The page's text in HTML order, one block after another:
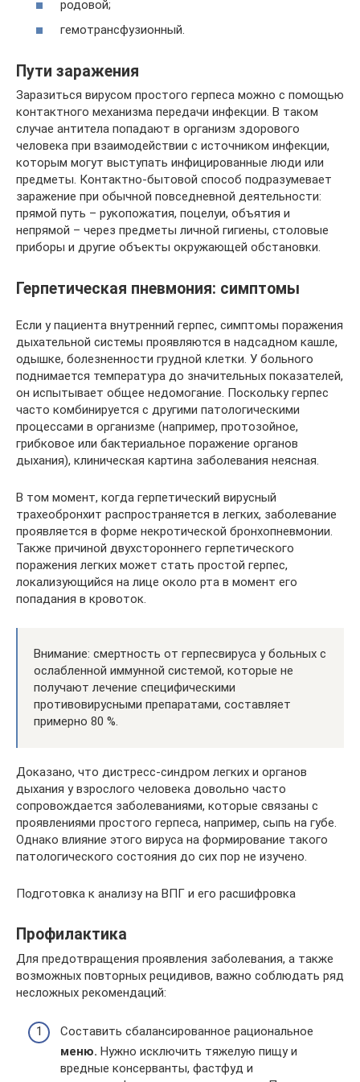
родовой;
гемотрансфузионный.
Пути заражения
Заразиться вирусом простого герпеса можно с помощью
контактного механизма передачи инфекции. В таком
случае антитела попадают в организм здорового
человека при взаимодействии с источником инфекции,
которым могут выступать инфицированные люди или
предметы. Контактно-бытовой способ подразумевает
заражение при обычной повседневной деятельности:
прямой путь – рукопожатия, поцелуи, объятия и
непрямой – через предметы личной гигиены, столовые
приборы и другие объекты окружающей обстановки.
Герпетическая пневмония: симптомы
Если у пациента внутренний герпес, симптомы поражения
дыхательной системы проявляются в надсадном кашле,
одышке, болезненности грудной клетки. У больного
поднимается температура до значительных показателей,
он испытывает общее недомогание. Поскольку герпес
часто комбинируется с другими патологическими
процессами в организме (например, протозойное,
грибковое или бактериальное поражение органов
дыхания), клиническая картина заболевания неясная.
В том момент, когда герпетический вирусный
трахеобронхит распространяется в легких, заболевание
проявляется в форме некротической бронхопневмонии.
Также причиной двухстороннего герпетического
поражения легких может стать простой герпес,
локализующийся на лице около рта в момент его
попадания в кровоток.
Внимание: смертность от герпесвируса у больных с
ослабленной иммунной системой, которые не
получают лечение специфическими
противовирусными препаратами, составляет
примерно 80 %.
Доказано, что дистресс-синдром легких и органов
дыхания у взрослого человека довольно часто
сопровождается заболеваниями, которые связаны с
проявлениями простого герпеса, например, сыпь на губе.
Однако влияние этого вируса на формирование такого
патологического состояния до сих пор не изучено.
Подготовка к анализу на ВПГ и его расшифровка
Профилактика
Для предотвращения проявления заболевания, а также
возможных повторных рецидивов, важно соблюдать ряд
несложных рекомендаций:
Составить сбалансированное рациональное
меню. Нужно исключить тяжелую пищу и
вредные консерванты, фастфуд и